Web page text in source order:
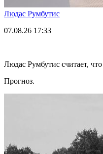
Людас Румбутис
07.08.26 17:33
Людас Румбутис считает,
Прогноз.